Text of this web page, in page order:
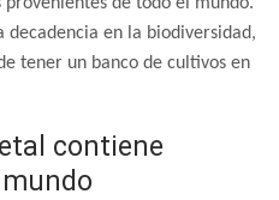
de todo el mundo.
en la biodiversidad,
tener un banco de cultivos en
contiene